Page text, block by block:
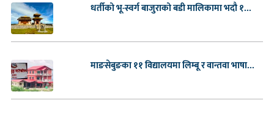
धर्तीको भू-स्वर्ग बाजुराको बडी मालिकामा भदौ १...
माङसेबुङका ११ विद्यालयमा लिम्बू र वान्तवा भाषा...